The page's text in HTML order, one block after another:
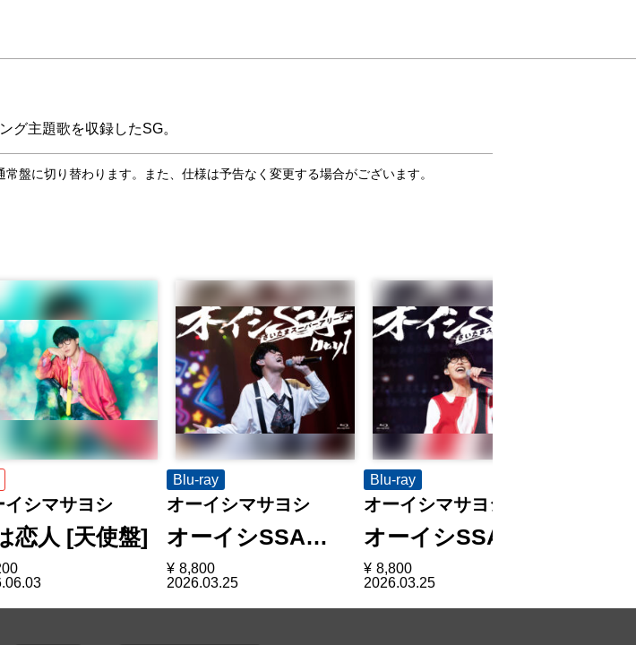
グ主題歌を収録したSG。
盤に切り替わります。また、仕様は予告なく変更する場合がございます。
イシマサヨシ
恋人 [天使盤]
Blu-ray
オーイシマサヨシ
オーイシSSA…
¥ 8,800
2026.03.25
Blu-ray
オーイシマサヨシ
オーイシSSA…
¥ 8,800
2026.03.25